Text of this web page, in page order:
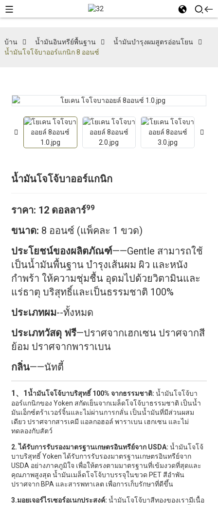
บ้าน น้ำมันอินทรีย์พื้นฐาน
น้ำมันบำรุงผมสูตรอ่อนโยน
น้ำมันโจโจ้บาออร์แกนิก 8 ออนซ์
น้ำมันโจโจ้บาออร์แกนิก
ราคา: 12 ดอลลาร์99
ขนาด: 8 ออนซ์ (แพ็คละ 1 ขวด)
ประโยชน์ของผลิตภัณฑ์——Gentle สามารถใช้
เป็นน้ำมันพื้นฐาน บำรุงเส้นผม ผิว และหนัง
กำพร้า ให้ความชุ่มชื้น อุดมไปด้วยวิตามินและ
แร่ธาตุ บริสุทธิ์และเป็นธรรมชาติ 100%
ประเภทผม--ทั้งหมด
ประเภทวัสดุ ฟรี—ปราศจากเฮกเซน ปราศจากสี
ย้อม ปราศจากพาราเบน
กลิ่น——นัทตี้
1、1น้ำมันโจโจ้บาบริสุทธิ์ 100% จากธรรมชาติ: น้ำมันโจโจ้บา
ออร์แกนิกของ Yoken สกัดเย็นจากเมล็ดโจโจ้บาธรรมชาติ เป็นน้ำ
มันเอ็กซ์ตร้าเวอร์จิ้นและไม่ผ่านการกลั่น เป็นน้ำมันที่มีส่วนผสม
เดียว ปราศจากสารเคมี แอลกอฮอล์ พาราเบน เฮกเซน และไม่
ทดลองกับสัตว์
2. ได้รับการรับรองมาตรฐานเกษตรอินทรีย์จาก USDA: น้ำมันโจโจ้
บาบริสุทธิ์ Yoken ได้รับการรับรองมาตรฐานเกษตรอินทรีย์จาก
USDA อย่างภาคภูมิใจ เพื่อให้ตรงตามมาตรฐานที่เข้มงวดที่สุดและ
คุณภาพสูงสุด น้ำมันเมล็ดโจโจ้บาบรรจุในขวด PET สีอำพัน
ปราศจาก BPA และสารพทาเลต เพื่อการเก็บรักษาที่ดีขึ้น
3.มอยเจอร์ไรเซอร์อเนกประสงค์: น้ำมันโจโจ้บาสีทองของเรามีเนื้อ